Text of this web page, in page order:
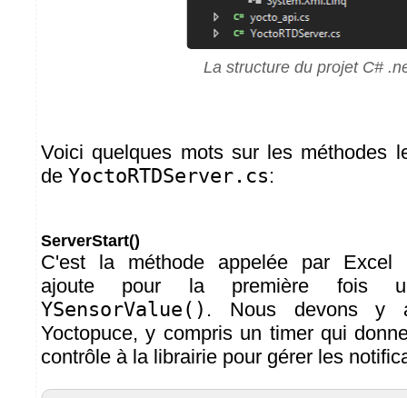
La structure du projet C#
Voici quelques mots sur les méthodes
de YoctoRTDServer.cs:
ServerStart()
C'est la méthode appelée par Excel
ajoute pour la première fois
YSensorValue() . Nous devons y
Yoctopuce, y compris un timer qui
contrôle à la librairie pour gérer les